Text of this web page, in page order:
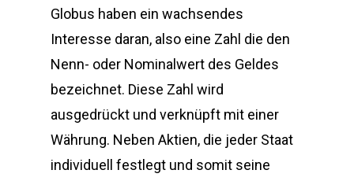
Globus haben ein wachsendes
Interesse daran, also eine Zahl die den
Nenn- oder Nominalwert des Geldes
bezeichnet. Diese Zahl wird
ausgedrückt und verknüpft mit einer
Währung. Neben Aktien, die jeder Staat
individuell festlegt und somit seine